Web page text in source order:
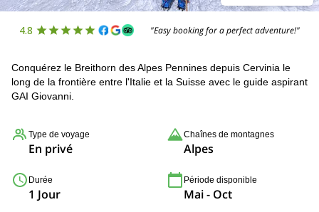
4.8 "Easy booking for a perfect adventure!"
Conquérez le Breithorn des Alpes Pennines depuis Cervinia le
long de la frontière entre l'Italie et la Suisse avec le guide aspirant
GAI Giovanni.
Type de voyage
En privé
Chaînes de montagnes
Alpes
Durée
1 Jour
Période disponible
Mai - Oct